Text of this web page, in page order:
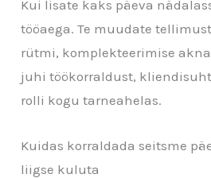
Kui lisate kaks päeva
tööaega. Te muudate
rütmi, komplekteerimise
juhi töökorraldust,
rolli kogu tarneahelas.
Kuidas korraldada seitsme
liigse kuluta